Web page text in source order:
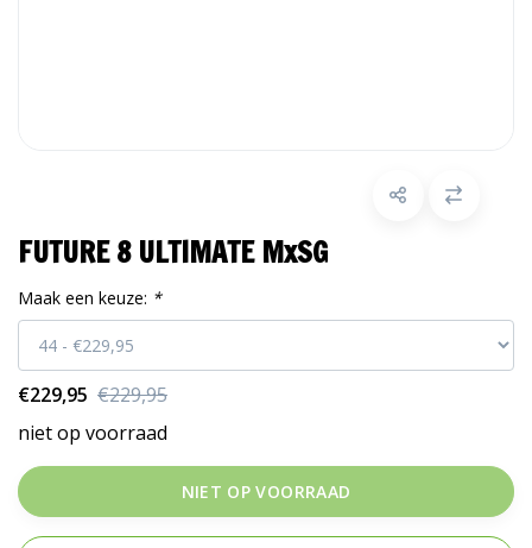
FUTURE 8 ULTIMATE MxSG
Maak een keuze: *
€229,95 €229,95
niet op voorraad
NIET OP VOORRAAD